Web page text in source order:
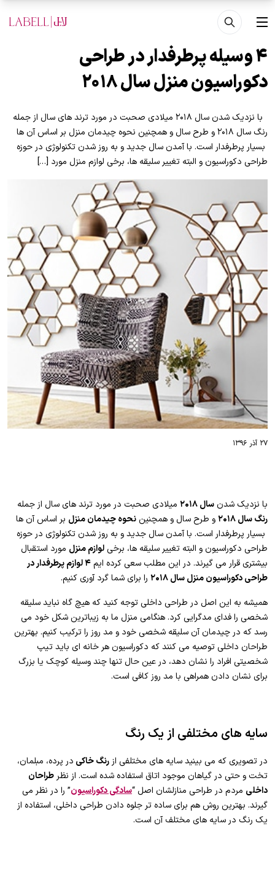
رفتن به محتوای اصلی
منو
۴ وسیله پرطرفدار در طراحی
دکوراسیون منزل سال ۲۰۱۸
با نزدیک شدن سال ۲۰۱۸ میلادی صحبت در مورد ترند های سال از جمله
رنگ سال ۲۰۱۸ و طرح سال و همچنین نحوه چیدمان منزل بر اساس آن ها
بسیار پرطرفدار است. با آمدن سال جدید و به روز شدن تکنولوژی در حوزه
طراحی دکوراسیون و البته تغییر سلیقه ها، برخی لوازم منزل مورد […]
۲۷ آذر ۱۳۹۶
با نزدیک شدنسال ۲۰۱۸
میلادی صحبت در مورد ترند های سال از جمله
رنگ سال ۲۰۱۸
و طرح سال و همچنین نحوه چیدمان منزل بر اساس آن ها
بسیار پرطرفدار است. با آمدن سال جدید و به روز شدن تکنولوژی در حوزه
طراحی دکوراسیون و البته تغییر سلیقه ها، برخی لوازم منزل مورد استقبال
بیشتری قرار می گیرند. در این مطلب سعی کرده ایم
۴ لوازم پرطرفدار در
طراحی دکوراسیون منزل سال ۲۰۱۸
را برای شما گرد آوری کنیم.
همیشه به این اصل در طراحی داخلی توجه کنید که هیچ گاه نباید سلیقه
شخصی را فدای مدگرایی کرد. هنگامی منزل ما به زیباترین شکل خود می
رسد که در چیدمان آن سلیقه شخصی خود و مد روز را ترکیب کنیم. بهترین
طراحان داخلی توصیه می کنند که دکوراسیون هر خانه ای باید تیپ
شخصیتی افراد را نشان دهد، در عین حال تنها چند وسیله کوچک یا بزرگ
برای نشان دادن همراهی با مد روز کافی است.
سایه های مختلفی از یک رنگ
در تصویری که می بینید سایه های مختلفی از رنگ خاکی در پرده، مبلمان،
تخت و حتی در گیاهان موجود اتاق استفاده شده است. از نظر طراحان
داخلی مردم در طراحی منازلشان اصل “سادگی دکوراسیون” را در نظر می
گیرند. بهترین روش هم برای ساده تر جلوه دادن طراحی داخلی، استفاده از
یک رنگ در سایه های مختلف آن است.